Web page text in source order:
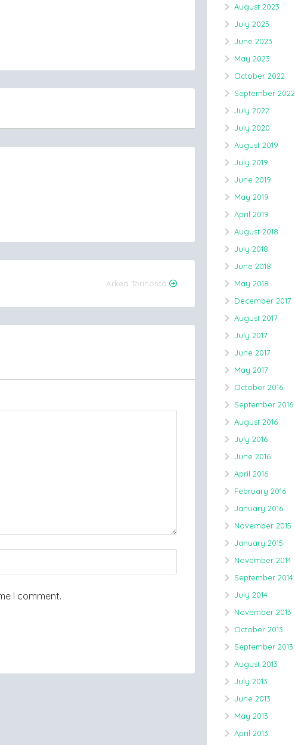
Arkea Torinossa
I comment.
August 2023
July 2023
June 2023
May 2023
October 2022
September 2022
July 2022
July 2020
August 2019
July 2019
June 2019
May 2019
April 2019
August 2018
July 2018
June 2018
May 2018
December 2017
August 2017
July 2017
June 2017
May 2017
October 2016
September 2016
August 2016
July 2016
June 2016
April 2016
February 2016
January 2016
November 2015
January 2015
November 2014
September 2014
July 2014
November 2013
October 2013
September 2013
August 2013
July 2013
June 2013
May 2013
April 2013